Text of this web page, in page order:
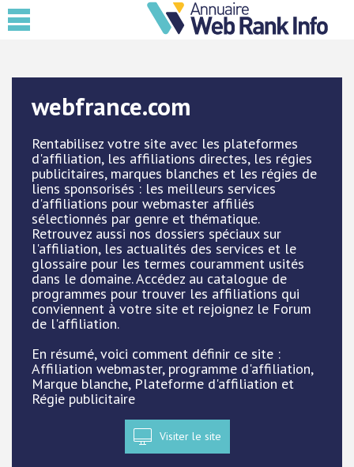
webfrance.com
Rentabilisez votre site avec les plateformes
d'affiliation, les affiliations directes, les régies
publicitaires, marques blanches et les régies de
liens sponsorisés : les meilleurs services
d'affiliations pour webmaster affiliés
sélectionnés par genre et thématique.
Retrouvez aussi nos dossiers spéciaux sur
l'affiliation, les actualités des services et le
glossaire pour les termes couramment usités
dans le domaine. Accédez au catalogue de
programmes pour trouver les affiliations qui
conviennent à votre site et rejoignez le Forum
de l'affiliation.
En résumé, voici comment définir ce site :
Affiliation webmaster, programme d'affiliation,
Marque blanche, Plateforme d'affiliation et
Régie publicitaire
Visiter le site